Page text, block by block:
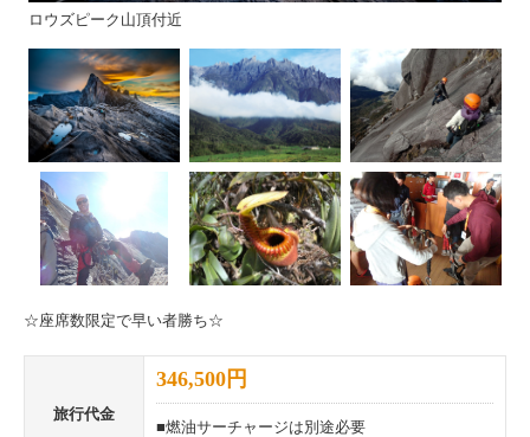
ロウズピーク山頂付近
☆座席数限定で早い者勝ち☆
旅行代金
346,500円
■燃油サーチャージは別途必要